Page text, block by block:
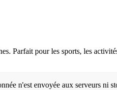
Parfait pour les sports, les
n'est envoyée aux serveurs ni